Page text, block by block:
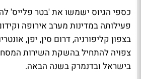
כספי הגיוס ישמשו את 'בטר פלייס'
פעילותה במדינות מערב אירופה
בצפון קליפורניה, דרום סין, יפן,
צפויה להתחיל בהשקת השירות
בישראל ובדנמרק בשנה הבאה.